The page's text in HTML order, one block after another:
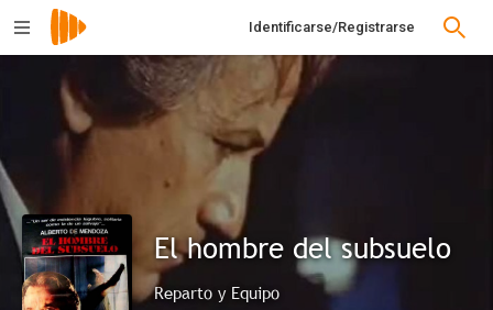
Identificarse/Registrarse
El hombre del subsuelo
Reparto y Equipo